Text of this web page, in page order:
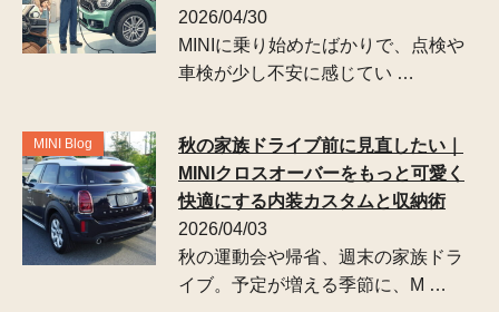
2026/04/30
MINIに乗り始めたばかりで、点検や
車検が少し不安に感じてい …
MINI Blog
秋の家族ドライブ前に見直したい｜
MINIクロスオーバーをもっと可愛く
快適にする内装カスタムと収納術
2026/04/03
秋の運動会や帰省、週末の家族ドラ
イブ。予定が増える季節に、M …